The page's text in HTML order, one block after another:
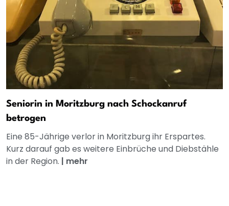
Seniorin in Moritzburg nach Schockanruf
betrogen
Eine 85-Jährige verlor in Moritzburg ihr Erspartes.
Kurz darauf gab es weitere Einbrüche und Diebstähle
in der Region. | mehr